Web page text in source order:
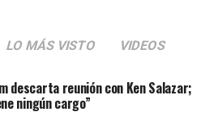
AGENTES DE LA CIA
CHIHUAHUA
CAMPOS
LO MÁS VISTO VIDEOS
descarta reunión con Ken Salazar;
ningún cargo”